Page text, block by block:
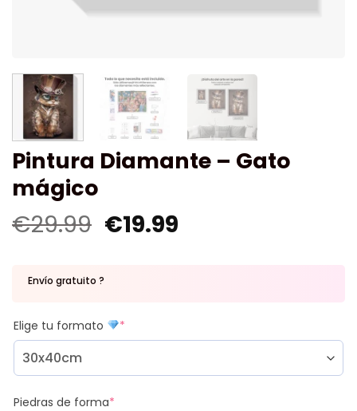
Pintura Diamante – Gato
mágico
€29.99 €19.99
Envío gratuito ?
Elige tu formato *
Piedras de forma*